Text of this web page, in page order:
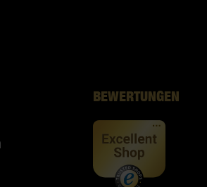
BEWERTUNGEN